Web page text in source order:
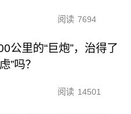
阅读 7694
公里的“巨炮”，治得了
”吗？
阅读 14501